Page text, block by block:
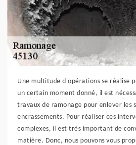
Une multitude d'opérations se réalise
un certain moment donné, il est
travaux de ramonage pour enlever les
encrassements. Pour réaliser ces
complexes, il est très important de
matière. Donc, nous pouvons vous